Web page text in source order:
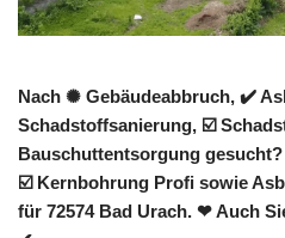
Nach ✺ Gebäudeabbruch, ✔️
Schadstoffsanierung, ☑️
Bauschuttentsorgung
☑️ Kernbohrung Profi sowie
für 72574 Bad Urach. ❤ Auch